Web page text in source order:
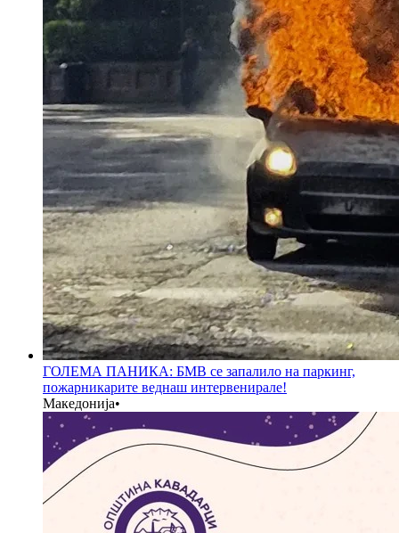
ГОЛЕМА ПАНИКА: БМВ се запалило на паркинг,
пожарникарите веднаш интервенирале!
Македонија•